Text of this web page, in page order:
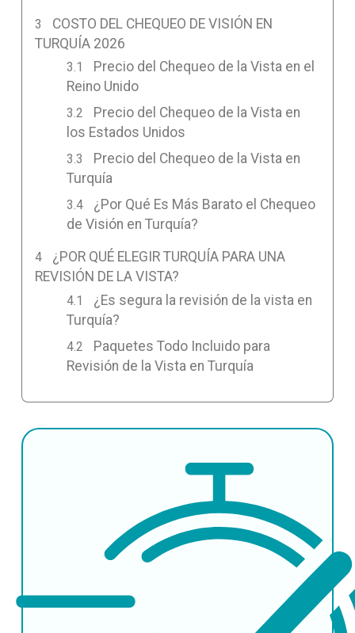
COSTO DEL CHEQUEO DE VISIÓN EN
TURQUÍA 2026
Precio del Chequeo de la Vista en el
Reino Unido
Precio del Chequeo de la Vista en
los Estados Unidos
Precio del Chequeo de la Vista en
Turquía
¿Por Qué Es Más Barato el Chequeo
de Visión en Turquía?
¿POR QUÉ ELEGIR TURQUÍA PARA UNA
REVISIÓN DE LA VISTA?
¿Es segura la revisión de la vista en
Turquía?
Paquetes Todo Incluido para
Revisión de la Vista en Turquía